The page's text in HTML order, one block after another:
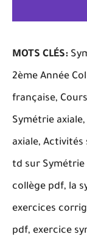
MOTS CLÉS:
2ème Année
française,
Symétrie
axiale, Activités
td sur Symétrie
collège pdf, la
exercices
pdf, exercice